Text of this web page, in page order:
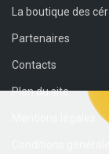
La boutique des
Partenaires
Contacts
Plan du site
Conditions